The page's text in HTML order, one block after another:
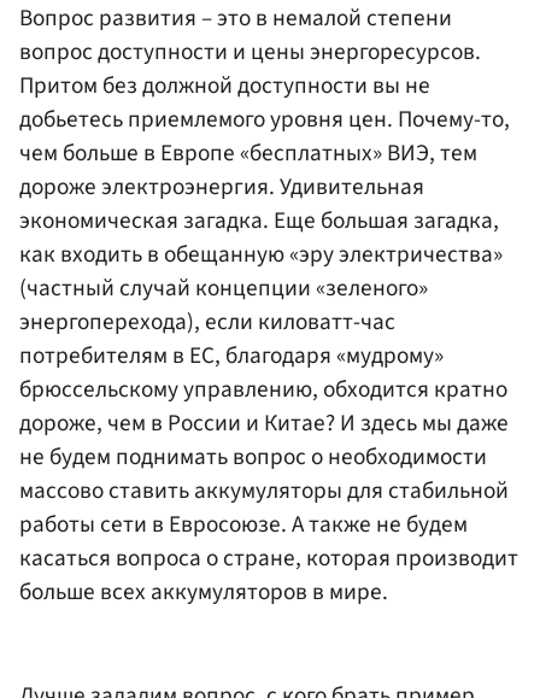
Вопрос развития – это в немалой степени
вопрос доступности и цены энергоресурсов.
Притом без должной доступности вы не
добьетесь приемлемого уровня цен. Почему-то,
чем больше в Европе «бесплатных» ВИЭ, тем
дороже электроэнергия. Удивительная
экономическая загадка. Еще большая загадка,
как входить в обещанную «эру электричества»
(частный случай концепции «зеленого»
энергоперехода), если киловатт-час
потребителям в ЕС, благодаря «мудрому»
брюссельскому управлению, обходится кратно
дороже, чем в России и Китае? И здесь мы даже
не будем поднимать вопрос о необходимости
массово ставить аккумуляторы для стабильной
работы сети в Евросоюзе. А также не будем
касаться вопроса о стране, которая производит
больше всех аккумуляторов в мире.